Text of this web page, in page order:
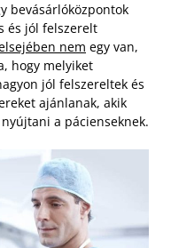
bevásárlóközpontok
és jól felszerelt
nem egy van,
hogy melyiket
jól felszereltek és
ajánlanak, akik
a pácienseknek.